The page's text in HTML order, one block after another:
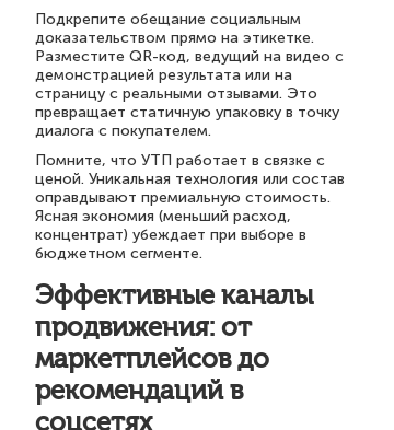
Подкрепите обещание социальным
доказательством прямо на этикетке.
Разместите QR-код, ведущий на видео с
демонстрацией результата или на
страницу с реальными отзывами. Это
превращает статичную упаковку в точку
диалога с покупателем.
Помните, что УТП работает в связке с
ценой. Уникальная технология или состав
оправдывают премиальную стоимость.
Ясная экономия (меньший расход,
концентрат) убеждает при выборе в
бюджетном сегменте.
Эффективные каналы
продвижения: от
маркетплейсов до
рекомендаций в
соцсетях